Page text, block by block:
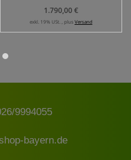
1.790,00 €
exkl. 19% USt. , plus Versand
9994055
bayern.de